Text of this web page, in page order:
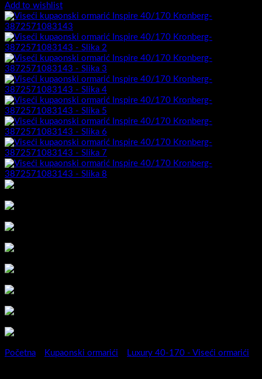
Add to wishlist
Početna Kupaonski ormarići Luxury 40-170 - Viseći ormarići